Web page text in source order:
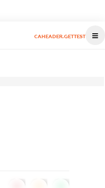
CAHEADER.GETTEST